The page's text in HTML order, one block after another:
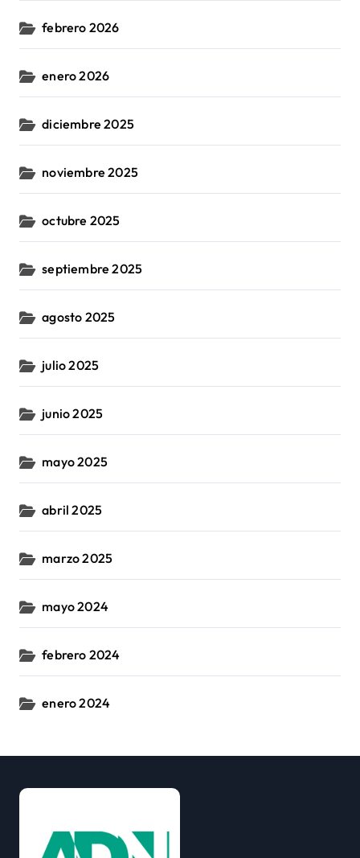
febrero 2026
enero 2026
diciembre 2025
noviembre 2025
octubre 2025
septiembre 2025
agosto 2025
julio 2025
junio 2025
mayo 2025
abril 2025
marzo 2025
mayo 2024
febrero 2024
enero 2024